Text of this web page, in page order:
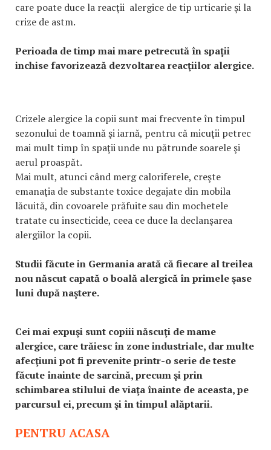
care poate duce la reacţii alergice de tip urticarie şi la
crize de astm.
Perioada de timp mai mare petrecută în spaţii
inchise favorizează dezvoltarea reacţiilor alergice.
Crizele alergice la copii sunt mai frecvente în timpul
sezonului de toamnă şi iarnă, pentru că micuţii petrec
mai mult timp în spaţii unde nu pătrunde soarele şi
aerul proaspăt.
Mai mult, atunci când merg caloriferele, creşte
emanaţia de substante toxice degajate din mobila
lăcuită, din covoarele prăfuite sau din mochetele
tratate cu insecticide, ceea ce duce la declanşarea
alergiilor la copii.
Studii făcute in Germania arată că fiecare al treilea
nou născut capată o boală alergică în primele şase
luni după naştere.
Cei mai expuşi sunt copiii născuţi de mame
alergice, care trăiesc în zone industriale, dar multe
afecţiuni pot fi prevenite printr-o serie de teste
făcute înainte de sarcină, precum şi prin
schimbarea stilului de viaţa înainte de aceasta, pe
parcursul ei, precum şi în timpul alăptarii.
PENTRU ACASA